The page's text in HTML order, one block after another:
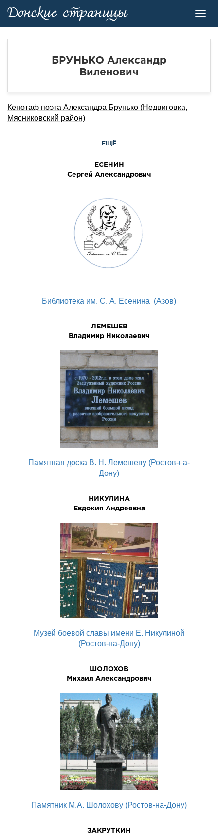
БРУНЬКО Александр
Виленович
Кенотаф поэта Александра Брунько (Недвиговка,
Мясниковский район)
ЕЩЁ
ЕСЕНИН
Сергей Александрович
Библиотека им. С. А. Есенина (Азов)
ЛЕМЕШЕВ
Владимир Николаевич
Памятная доска В. Н. Лемешеву (Ростов-на-
Дону)
НИКУЛИНА
Евдокия Андреевна
Музей боевой славы имени Е. Никулиной
(Ростов-на-Дону)
ШОЛОХОВ
Михаил Александрович
Памятник М.А. Шолохову (Ростов-на-Дону)
ЗАКРУТКИН